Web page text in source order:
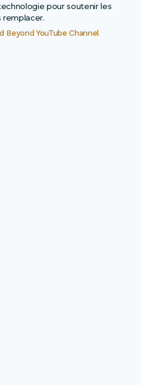
pour soutenir les
Beyond YouTube Channel